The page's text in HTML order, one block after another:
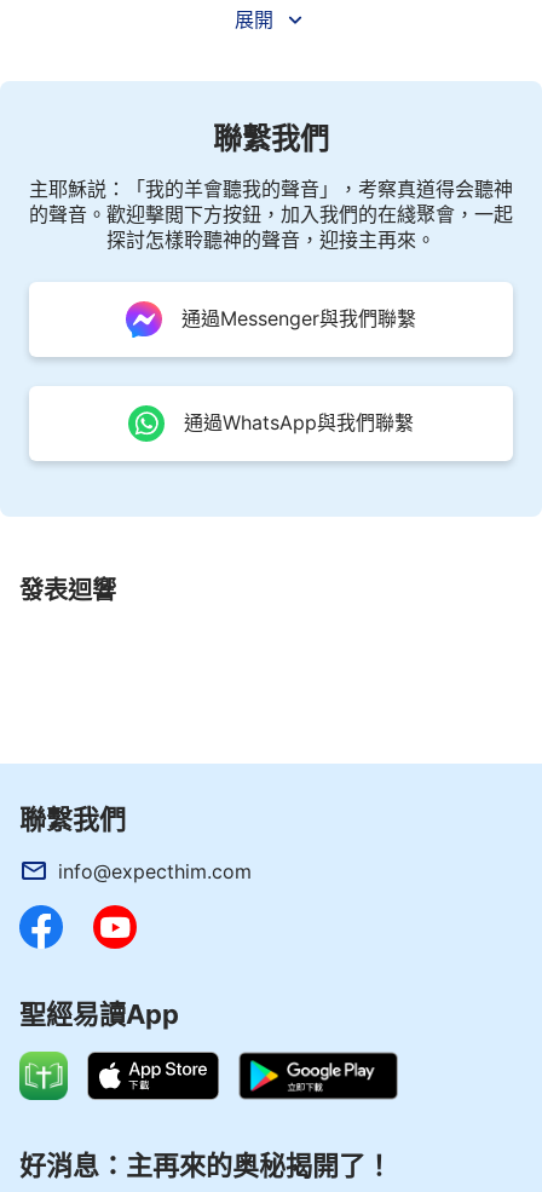
求，認真對待一下，不要漫不經心。
你悖逆的心思與行為。
其三，做一個老老實實的人，不要耍滑頭，不要
做詭詐人（這是我又一次要求你們做誠實人）。
這三條你都達到了，那你就很幸運，你就是好夢
成真的人，是接受好運的人。你們或許會很認真地對
待這三條不起眼的要求，或許會很不負責地看看這要
求。不管怎麽樣，我的目的就是為圓了你們的夢、實
現你們的理想，并不是取笑你們，也不是玩弄你們。
一等于二那麽簡單，如果你們只是憑口説説，或是海
將永遠是空白的一頁。我是不會可憐你們受苦多年又
想的人也占多數，因為你們向來都是奉行只占便宜不
功高，或是資格大大，或是追隨左右，或是名望頂
天，或是態度好轉，只要你没有按着我的要求去辦，
種想法、打算趁早都一筆勾銷，把我的要求都認真對
的工作，充其量將我的多年作工與苦難化為烏有。因
帶入我的國中，帶入下一個時代。
——《話・卷一 神的顯現與作工・過犯會將人帶入地獄》
展開
聯繫我們
主耶穌説：「我的羊會聽我的聲音」，考察真道得会聽神
的聲音。歡迎擊閲下方按鈕，加入我們的在綫聚會，一起
探討怎樣聆聽神的聲音，迎接主再來。
通過Messenger與我們聯繫
通過WhatsApp與我們聯繫
發表迴響
聯繫我們
info@expecthim.com
聖經易讀App
好消息：主再來的奥秘揭開了！